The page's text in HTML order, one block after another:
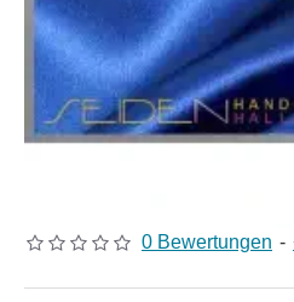
0 Bewertungen -